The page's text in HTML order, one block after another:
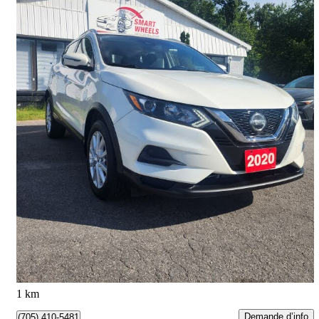
2020 Nissan Qashqai
SV AWD 129 657 km
14 200 $ Affaire formidable
249 $/mois env.
Barrie, ON
1 km
Demande d’info